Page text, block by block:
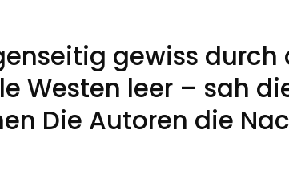
gewiss durch
Westen leer – sah
Die Autoren die